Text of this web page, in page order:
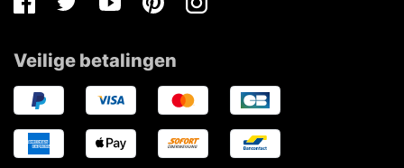
FacebookTwitterYoutubePinterestInstagram
Veilige betalingen